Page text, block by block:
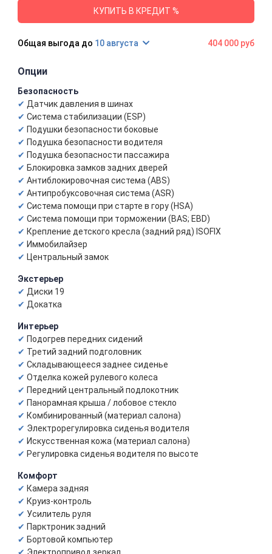
КУПИТЬ В КРЕДИТ %
10 августа 404 000 руб
Опции
Безопасность
Датчик давления в шинах
Система стабилизации (ESP)
Подушки безопасности боковые
Подушка безопасности водителя
Подушка безопасности пассажира
Блокировка замков задних дверей
Антиблокировочная система (ABS)
Антипробуксовочная система (ASR)
Система помощи при старте в гору (HSA)
Система помощи при торможении (BAS; EBD)
Крепление детского кресла (задний ряд) ISOFIX
Иммобилайзер
Центральный замок
Экстерьер
Диски 19
Докатка
Интерьер
Подогрев передних сидений
Третий задний подголовник
Складывающееся заднее сиденье
Отделка кожей рулевого колеса
Передний центральный подлокотник
Панорамная крыша / лобовое стекло
Комбинированный (материал салона)
Электрорегулировка сиденья водителя
Искусственная кожа (материал салона)
Регулировка сиденья водителя по высоте
Комфорт
Камера задняя
Круиз-контроль
Усилитель руля
Парктроник задний
Бортовой компьютер